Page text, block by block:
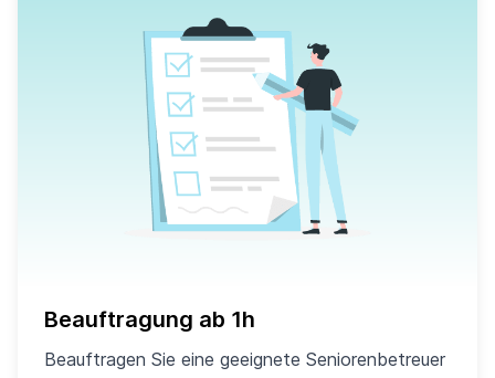
Beauftragung ab 1h
Beauftragen Sie eine geeignete Seniorenbetreuer